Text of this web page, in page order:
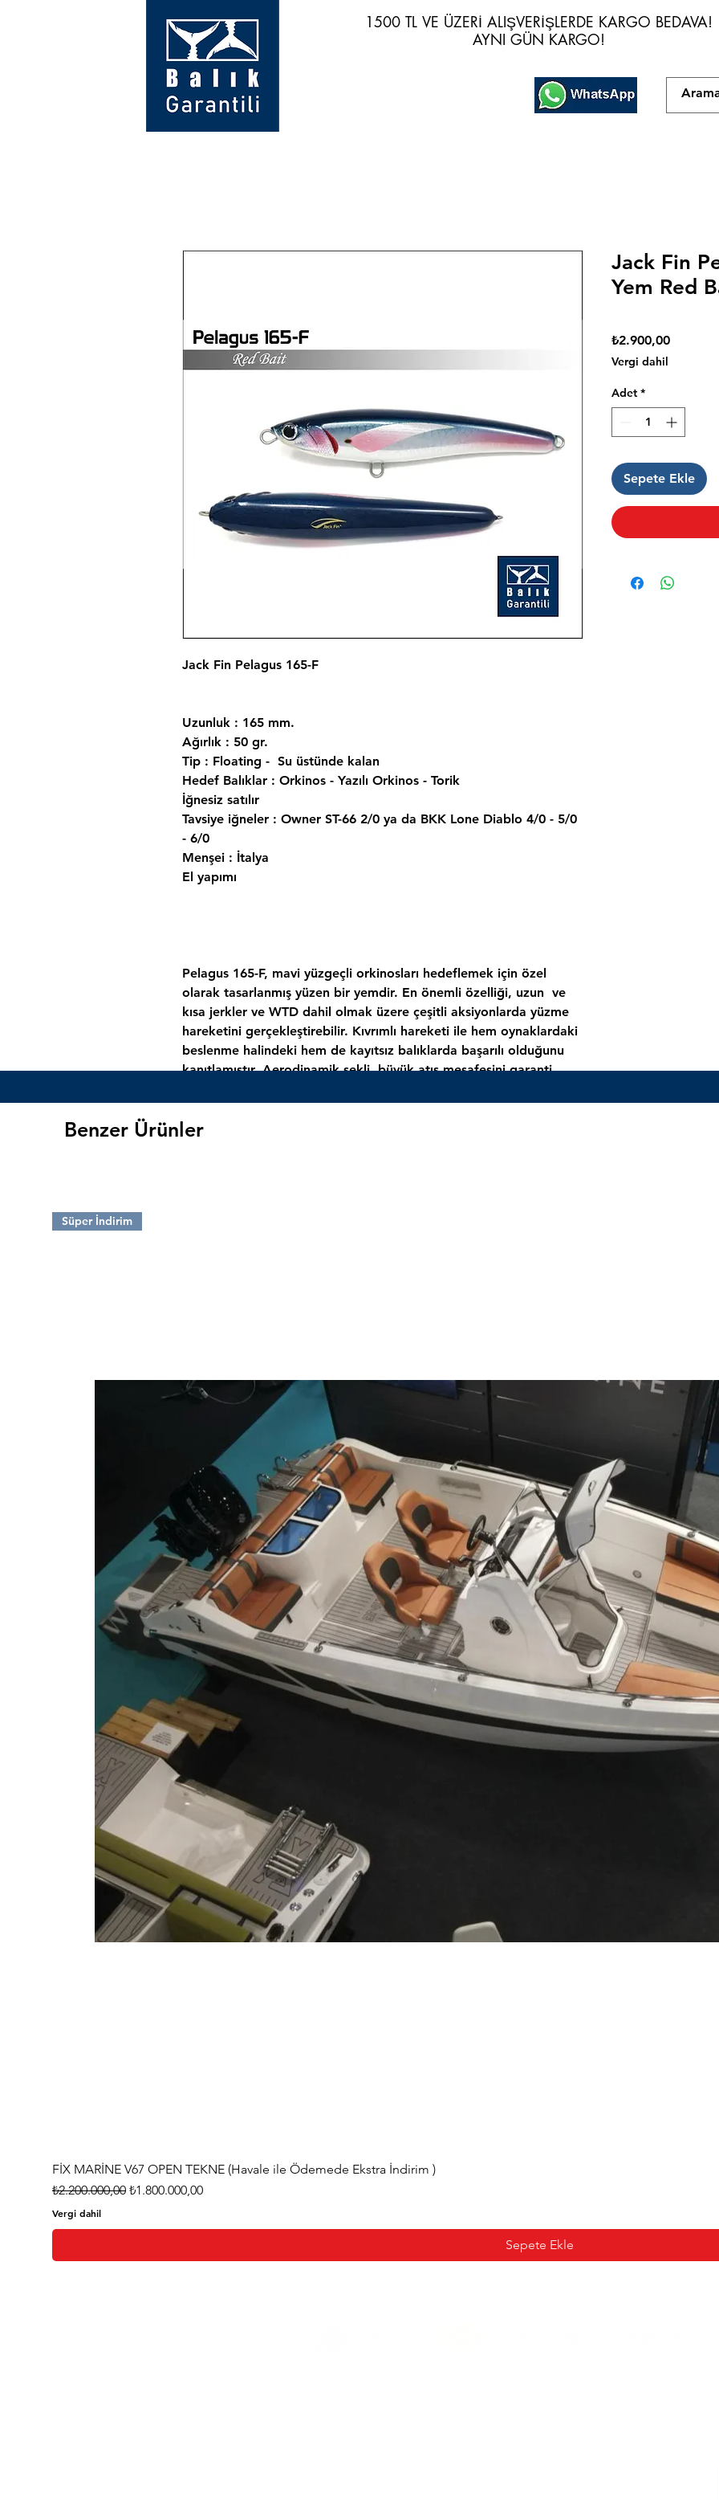
1500 TL VE ÜZERİ ALIŞVERİŞLERDE KARGO BEDAVA!
AYNI GÜN KARGO!
1500 TL VE ÜZERİ ALIŞVERİŞLERDE KARGO BEDAVA!
AYNI GÜN KARGO!
Jack Fin Pelagus 165-F
Uzunluk : 165 mm.
Ağırlık : 50 gr.
Tip : Floating - Su üstünde kalan
Hedef Balıklar : Orkinos - Yazılı Orkinos - Torik
İğnesiz satılır
Tavsiye iğneler : Owner ST-66 2/0 ya da BKK Lone Diablo 4/0 - 5/0
- 6/0
Menşei : İtalya
El yapımı
Pelagus 165-F, mavi yüzgeçli orkinosları hedeflemek için özel
olarak tasarlanmış yüzen bir yemdir. En önemli özelliği, uzun ve
kısa jerkler ve WTD dahil olmak üzere çeşitli aksiyonlarda yüzme
hareketini gerçekleştirebilir. Kıvrımlı hareketi ile hem oynaklardaki
beslenme halindeki hem de kayıtsız balıklarda başarılı olduğunu
kanıtlamıştır. Aerodinamik şekli, büyük atış mesafesini garanti
jigging disiplinlerinde kullanılabilir.
Yem, ağır balıkçılık için tasarlanmıştır. 1,6 mm paslanmaz çelik
Jack Fin
Yem Red
₺2.900,00Fiyat
Vergi dahil
Adet *
Sepete Ekle
Benzer Ürünler
Süper İndirim
FİX MARİNE V67 OPEN TEKNE (Havale ile Ödemede Ekstra İndirim )
Normal Fiyat
₺2.200.000,00 İndirimli Fiyat
₺1.800.000,00
Vergi dahil
Sepete Ekle